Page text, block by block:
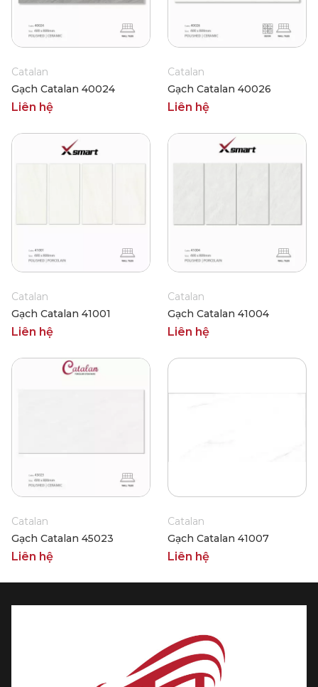
Catalan
Gạch Catalan 40024
Liên hệ
Catalan
Gạch Catalan 40026
Liên hệ
Catalan
Gạch Catalan 41001
Liên hệ
Catalan
Gạch Catalan 41004
Liên hệ
Catalan
Gạch Catalan 45023
Liên hệ
Catalan
Gạch Catalan 41007
Liên hệ